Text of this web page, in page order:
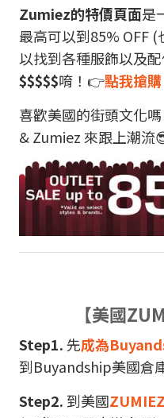
Zumiez的特價頁面是
最高可以到85% OFF (
以找到各種服飾以及
$$$$$唷！👉點我搶購
喜歡美國的街頭文化
& Zumiez 來跟上潮流
【美國
Step1.先成為
到Buyandship美國倉
Step2. 到美國